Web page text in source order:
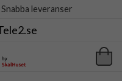
Snabba leveranser